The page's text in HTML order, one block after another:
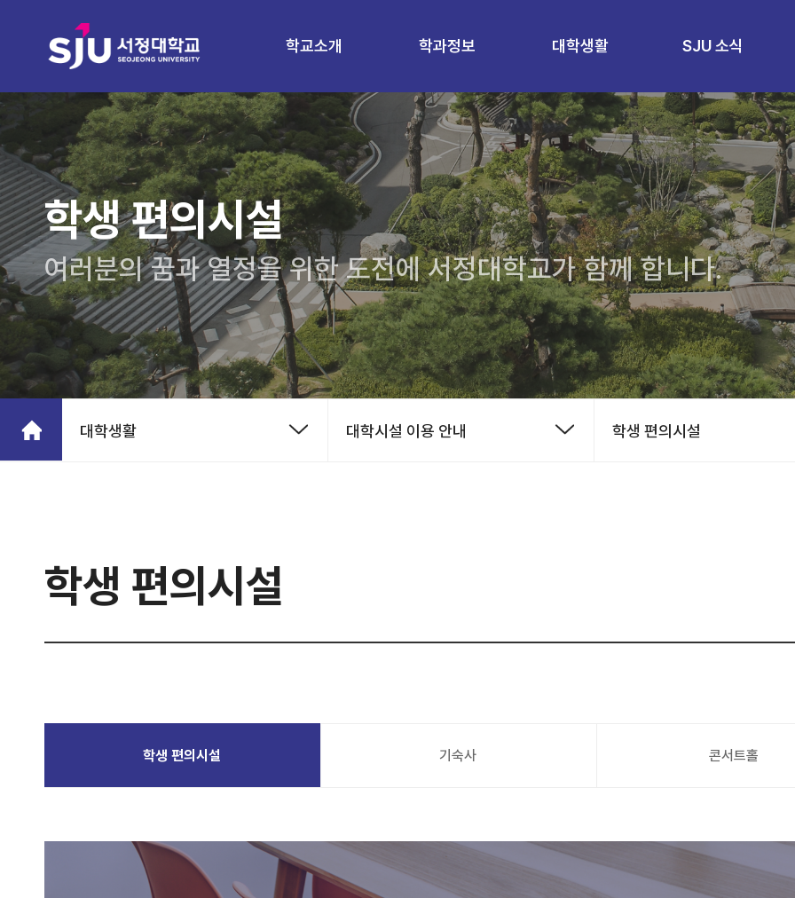
학교소개 학과정보 대학생활 SJU 소식
학생 편의시설
여러분의 꿈과 열정을 위한 도전에 서정대학교가 함께 합니다.
대학생활 대학시설 이용 안내 학생 편의시설
학생 편의시설
학생 편의시설 기숙사 콘서트홀